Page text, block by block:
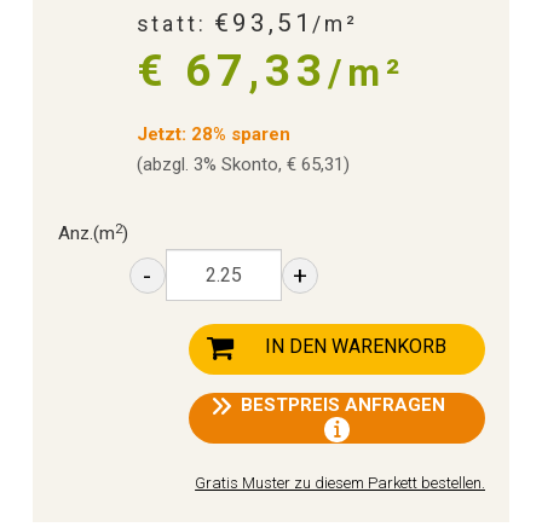
statt: €93,51/m²
€ 67,33/m²
Jetzt: 28% sparen
(abzgl. 3% Skonto, € 65,31)
Anz.(m2)
- +
IN DEN WARENKORB
BESTPREIS ANFRAGEN
Gratis Muster zu diesem Parkett bestellen.